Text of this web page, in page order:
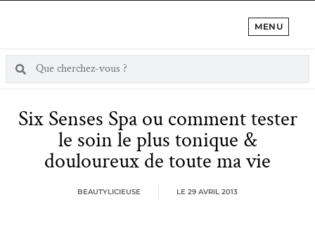
MENU
Six Senses Spa ou comment tester
le soin le plus tonique &
douloureux de toute ma vie
BEAUTYLICIEUSE LE 29 AVRIL 2013